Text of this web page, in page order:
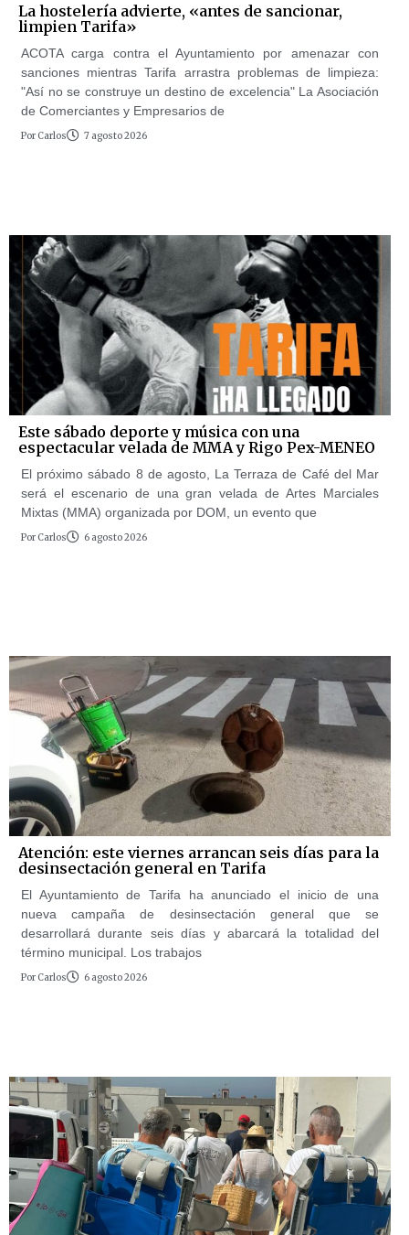
La hostelería advierte, «antes de sancionar,
limpien Tarifa»
ACOTA carga contra el Ayuntamiento por amenazar con
sanciones mientras Tarifa arrastra problemas de limpieza:
"Así no se construye un destino de excelencia" La Asociación
de Comerciantes y Empresarios de
Por Carlos 7 agosto 2026
Este sábado deporte y música con una
espectacular velada de MMA y Rigo Pex-MENEO
El próximo sábado 8 de agosto, La Terraza de Café del Mar
será el escenario de una gran velada de Artes Marciales
Mixtas (MMA) organizada por DOM, un evento que
Por Carlos 6 agosto 2026
Atención: este viernes arrancan seis días para la
desinsectación general en Tarifa
El Ayuntamiento de Tarifa ha anunciado el inicio de una
nueva campaña de desinsectación general que se
desarrollará durante seis días y abarcará la totalidad del
término municipal. Los trabajos
Por Carlos 6 agosto 2026